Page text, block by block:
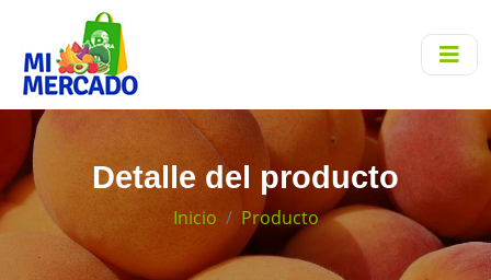
Detalle del producto
Inicio Producto